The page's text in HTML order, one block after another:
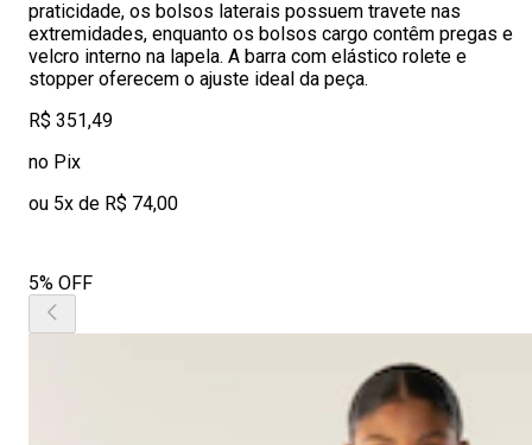
praticidade, os bolsos laterais possuem travete nas
extremidades, enquanto os bolsos cargo contêm pregas e
velcro interno na lapela. A barra com elástico rolete e
stopper oferecem o ajuste ideal da peça.
R$ 351,49
no Pix
ou 5x de R$ 74,00
5% OFF